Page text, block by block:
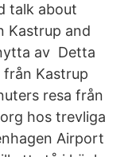
talk about
Kastrup and
av Detta
Kastrup
resa från
hos trevliga
Airport